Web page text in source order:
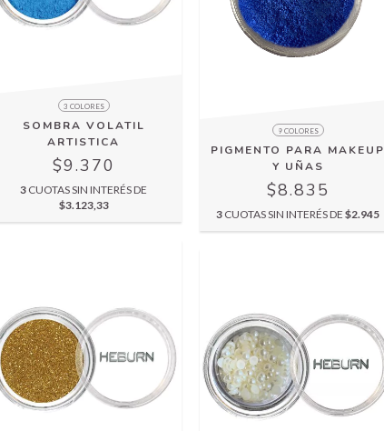
3 COLORES
SOMBRA VOLATIL
ARTISTICA
$9.370
3 CUOTAS SIN INTERÉS DE
$3.123,33
9 COLORES
PIGMENTO PARA MAKEUP
Y UÑAS
$8.835
3 CUOTAS SIN INTERÉS DE$2.945